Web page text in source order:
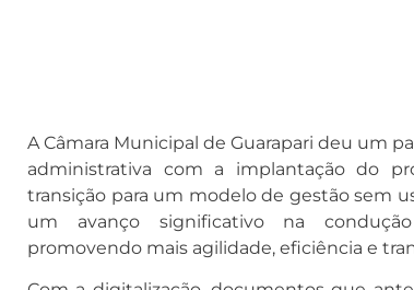
A Câmara Municipal de Guarapari deu um
administrativa com a implantação do
transição para um modelo de gestão sem
um avanço significativo na
promovendo mais agilidade, eficiência e